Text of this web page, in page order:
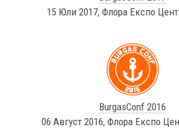
15 Юли 2017, Флора Експо
BurgasConf 2016
06 Август 2016, Флора Експо